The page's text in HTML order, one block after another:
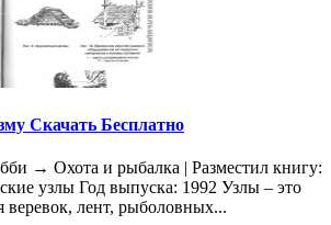
Скачать Бесплатно
→ Охота и рыбалка | Разместил книгу:
узлы Год выпуска: 1992 Узлы – это
веревок, лент, рыболовных...